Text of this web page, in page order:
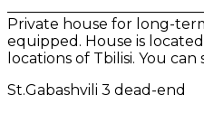
Private house for long-
equipped. House is
locations of Tbilisi. You
St.Gabashvili 3 dead-end